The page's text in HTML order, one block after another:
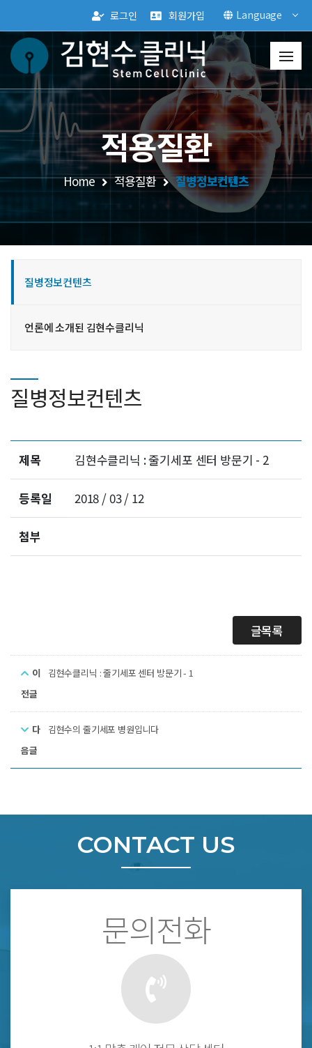
로그인 회원가입 Language
적용질환
Home 적용질환 질병정보컨텐츠
질병정보컨텐츠
언론에 소개된 김현수클리닉
질병정보컨텐츠
제목 김현수클리닉 : 줄기세포 센터 방문기 - 2
등록일 2018 / 03 / 12
첨부
글목록
이
전글
김현수클리닉 : 줄기세포 센터 방문기 - 1
다
음글
김현수의 줄기세포 병원입니다
CONTACT US
문의전화